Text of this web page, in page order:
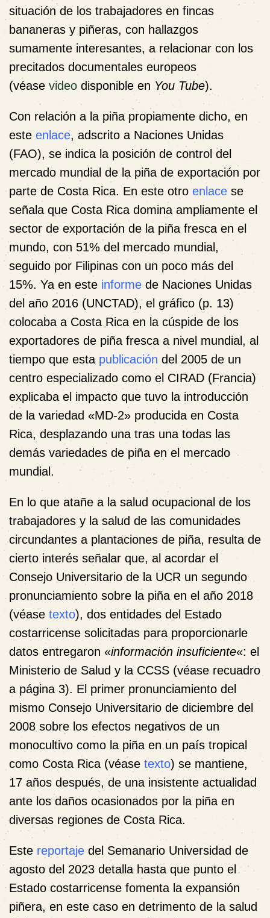
situación de los trabajadores en fincas
bananeras y piñeras, con hallazgos
sumamente interesantes, a relacionar con los
precitados documentales europeos
(véase video disponible en You Tube).
Con relación a la piña propiamente dicho, en
este enlace, adscrito a Naciones Unidas
(FAO), se indica la posición de control del
mercado mundial de la piña de exportación por
parte de Costa Rica. En este otro enlace se
señala que Costa Rica domina ampliamente el
sector de exportación de la piña fresca en el
mundo, con 51% del mercado mundial,
seguido por Filipinas con un poco más del
15%. Ya en este informe de Naciones Unidas
del año 2016 (UNCTAD), el gráfico (p. 13)
colocaba a Costa Rica en la cúspide de los
exportadores de piña fresca a nivel mundial, al
tiempo que esta publicación del 2005 de un
centro especializado como el CIRAD (Francia)
explicaba el impacto que tuvo la introducción
de la variedad «MD-2» producida en Costa
Rica, desplazando una tras una todas las
demás variedades de piña en el mercado
mundial.
En lo que atañe a la salud ocupacional de los
trabajadores y la salud de las comunidades
circundantes a plantaciones de piña, resulta de
cierto interés señalar que, al acordar el
Consejo Universitario de la UCR un segundo
pronunciamiento sobre la piña en el año 2018
(véase texto), dos entidades del Estado
costarricense solicitadas para proporcionarle
datos entregaron «información insuficiente«: el
Ministerio de Salud y la CCSS (véase recuadro
a página 3). El primer pronunciamiento del
mismo Consejo Universitario de diciembre del
2008 sobre los efectos negativos de un
monocultivo como la piña en un país tropical
como Costa Rica (véase texto) se mantiene,
17 años después, de una insistente actualidad
ante los daños ocasionados por la piña en
diversas regiones de Costa Rica.
Este reportaje del Semanario Universidad de
agosto del 2023 detalla hasta que punto el
Estado costarricense fomenta la expansión
piñera, en este caso en detrimento de la salud